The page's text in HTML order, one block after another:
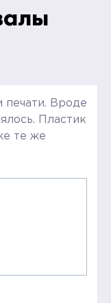
печати. Вроде
Пластик
те же